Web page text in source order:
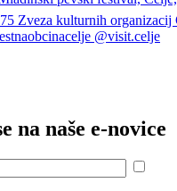
na naše e‑novice